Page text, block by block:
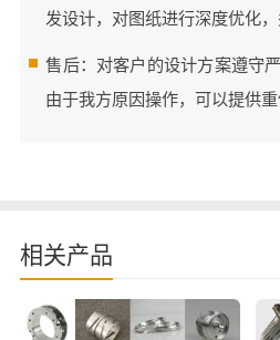
发设计，对图纸进行深度优化
售后：对客户的设计方案遵守
由于我方原因操作，可以提供重
相关产品